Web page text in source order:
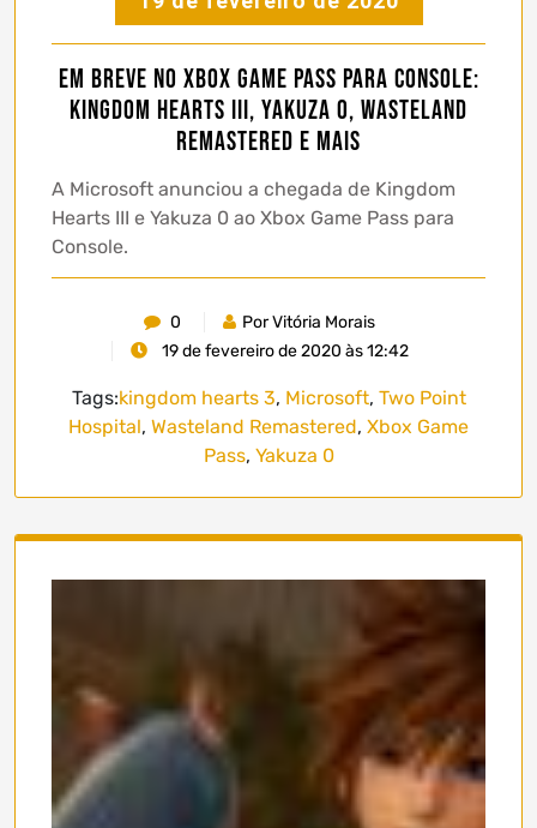
Em breve no Xbox Game Pass para Console:
Kingdom Hearts III, Yakuza 0, Wasteland
Remastered e mais
A Microsoft anunciou a chegada de Kingdom
Hearts III e Yakuza 0 ao Xbox Game Pass para
Console.
0
Por Vitória Morais
19 de fevereiro de 2020 às 12:42
Tags:kingdom hearts 3, Microsoft, Two Point
Hospital, Wasteland Remastered, Xbox Game
Pass, Yakuza 0